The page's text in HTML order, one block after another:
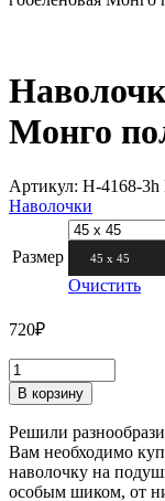
Монго
Артикул: Н-4168-3h
Наволочки
Размер 45 х 45
Очистить
720₽
В корзину
Решили
Вам необходимо
наволочку на
особым шиком, от